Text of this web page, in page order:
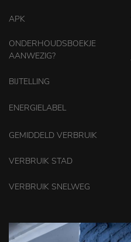
APK
ONDERHOUDSBOEKJE
AANWEZIG?
BIJTELLING
ENERGIELABEL
GEMIDDELD VERBRUIK
VERBRUIK STAD
VERBRUIK SNELWEG